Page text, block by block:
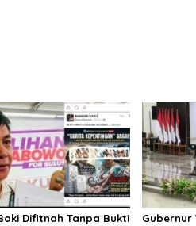
Difitnah Tanpa Bukti
Gubernur